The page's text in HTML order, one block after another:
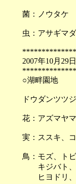
菌：ノウタケ
虫：アサギマ
2007年10
○湖畔園地
ドウダンツツ
花：アズマヤ
実：ススキ、
鳥：モズ、ト
キジバト、
ヒヨドリ、